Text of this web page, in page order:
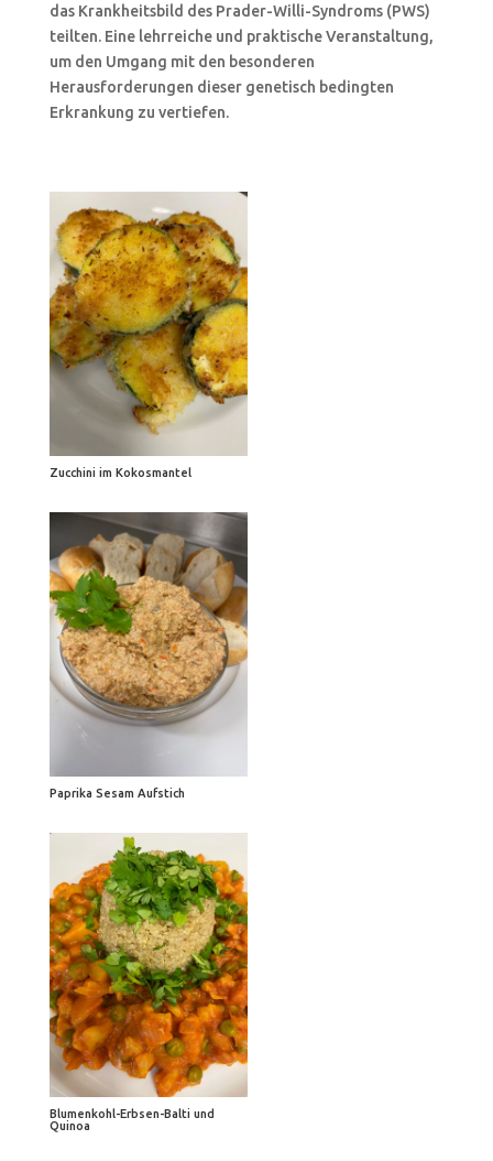
das Krankheitsbild des Prader-Willi-Syndroms (PWS)
teilten. Eine lehrreiche und praktische Veranstaltung,
um den Umgang mit den besonderen
Herausforderungen dieser genetisch bedingten
Erkrankung zu vertiefen.
Zucchini im Kokosmantel
Paprika Sesam Aufstich
Blumenkohl-Erbsen-Balti und
Quinoa